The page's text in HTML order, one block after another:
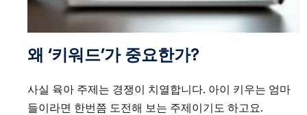
왜 ‘키워드’가 중요한가?
사실 육아 주제는 경쟁이 치열합니다. 아이 키우는 엄마
들이라면 한번쯤 도전해 보는 주제이기도 하고요.